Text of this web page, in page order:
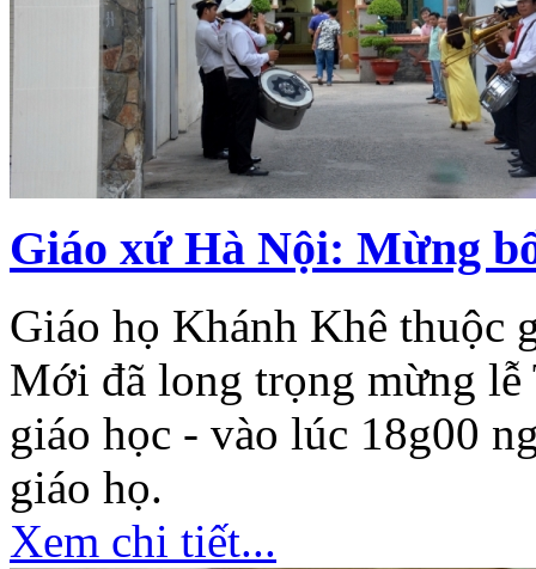
Giáo xứ Hà Nội: Mừng
Giáo họ Khánh Khê thuộc
Mới đã long trọng mừng lễ
giáo học - vào lúc 18g00
giáo họ.
Xem chi tiết...